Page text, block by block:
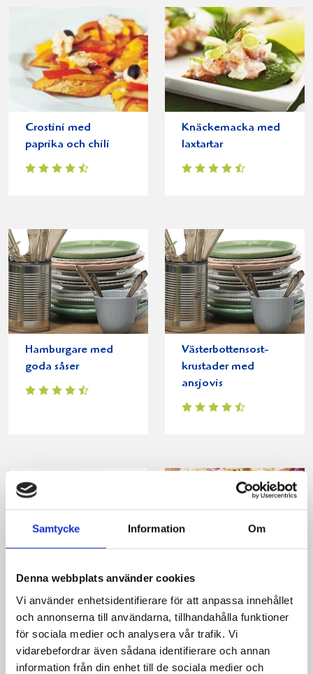
Samtycke Information Om
Denna webbplats använder cookies
Vi använder enhetsidentifierare för att anpassa innehållet
och annonserna till användarna, tillhandahålla funktioner
för sociala medier och analysera vår trafik. Vi
vidarebefordrar även sådana identifierare och annan
information från din enhet till de sociala medier och
Crostini med
paprika och chili
Knäckemacka med
laxtartar
Hamburgare med
goda såser
Västerbottensost-
krustader med
ansjovis
getostkräm i
pitabröd
med valnötter och
päron